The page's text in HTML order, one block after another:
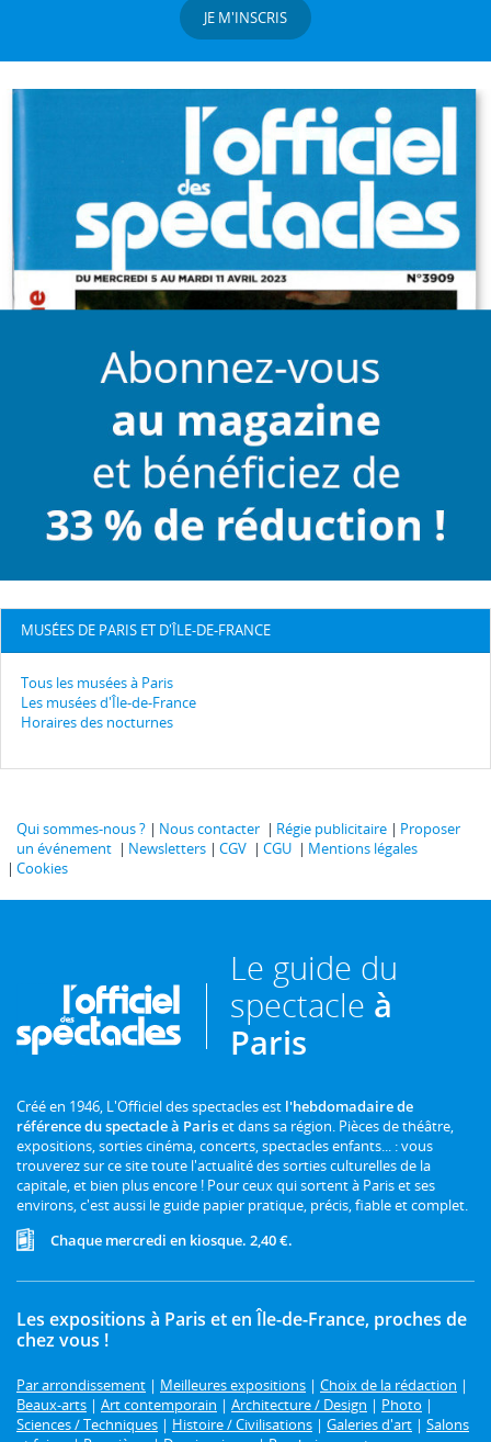
JE M'INSCRIS
MUSÉES DE PARIS ET D'ÎLE-DE-FRANCE
Tous les musées à Paris
Les musées d'Île-de-France
Horaires des nocturnes
Qui sommes-nous ? Nous contacter Régie publicitaire
Proposer
un événement
Newsletters CGV CGU
Mentions légales
Cookies
Le guide du
spectacle à
Paris
Créé en 1946, L'Officiel des spectacles est l'hebdomadaire de
référence du spectacle à Pariset dans sa région. Pièces de théâtre,
expositions, sorties cinéma, concerts, spectacles enfants... : vous
trouverez sur ce site toute l'actualité des sorties culturelles de la
capitale, et bien plus encore ! Pour ceux qui sortent à Paris et ses
environs, c'est aussi le guide papier pratique, précis, fiable et complet.
Chaque mercredi en kiosque. 2,40 €.
Les expositions à Paris et en Île-de-France, proches de
chez vous !
Par arrondissement | Meilleures expositions | Choix de la rédaction |
Beaux-arts | Art contemporain | Architecture / Design | Photo |
Sciences / Techniques | Histoire / Civilisations | Galeries d'art | Salons